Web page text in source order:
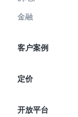
金融
客户案例
定价
开放平台